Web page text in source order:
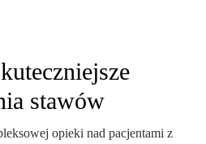
stawów
opieki nad pacjentami z